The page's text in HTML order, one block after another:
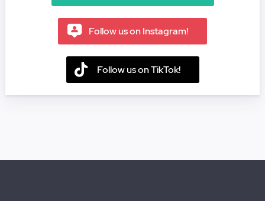
Follow us on TikTok!
Follow us on Instagram!